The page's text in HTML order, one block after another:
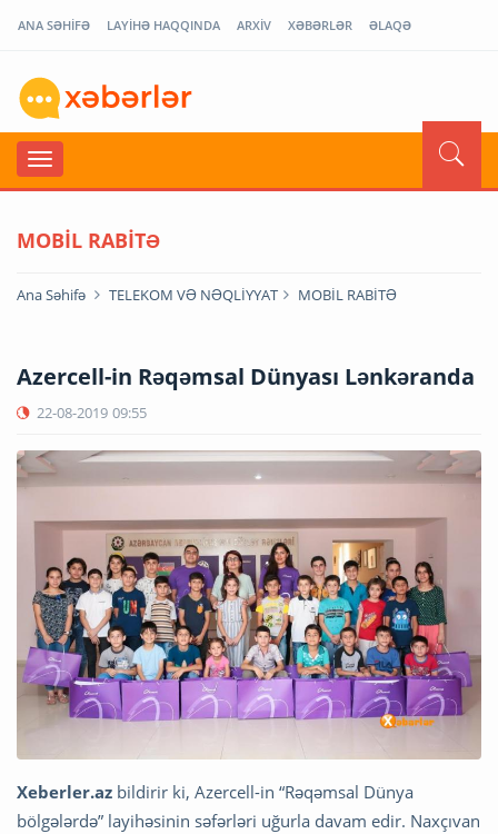
ANA SƏHİFƏ LAYİHƏ HAQQINDA ARXİV XƏBƏRLƏR ƏLAQƏ
MOBİL RABİTƏ
Ana Səhifə TELEKOM VƏ NƏQLİYYAT MOBİL RABİTƏ
Azercell-in Rəqəmsal Dünyası Lənkəranda
22-08-2019 09:55
Xeberler.az bildirir ki, Azercell-in “Rəqəmsal Dünya
bölgələrdə” layihəsinin səfərləri uğurla davam edir. Naxçıvan